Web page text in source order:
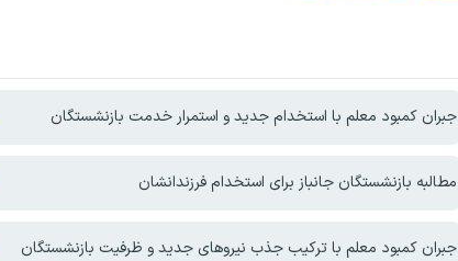
جبران کمبود معلم با استخدام جدید و استمرار خدمت بازنشستگان
مطالبه بازنشستگان جانباز برای استخدام فرزندانشان
جبران کمبود معلم با ترکیب جذب نیروهای جدید و ظرفیت بازنشستگان